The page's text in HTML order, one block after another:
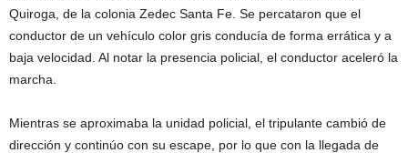
Quiroga, de la colonia Zedec Santa Fe. Se percataron que el
conductor de un vehículo color gris conducía de forma errática y a
baja velocidad. Al notar la presencia policial, el conductor aceleró la
marcha.
Mientras se aproximaba la unidad policial, el tripulante cambió de
dirección y continúo con su escape, por lo que con la llegada de